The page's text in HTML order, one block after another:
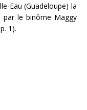
Eau (Guadeloupe) la
par le binôme Maggy
1).